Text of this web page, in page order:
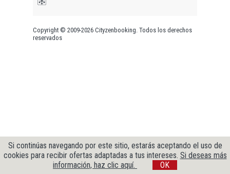
Copyright © 2009-2026 Cityzenbooking. Todos los derechos
reservados
Si continúas navegando por este sitio, estarás aceptando el uso de
cookies para recibir ofertas adaptadas a tus intereses. Si deseas más
información, haz clic aquí.
OK